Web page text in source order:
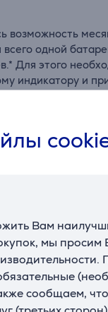
Вам
мы просим
сообщаем,
возможность
одной
Для этого
индикатору и
Также в